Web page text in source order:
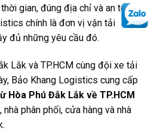
gian, đúng địa chỉ và an toàn
chính là đơn vị vận tải
đủ những yêu cầu đó.
Lắk và TP.HCM cùng đội xe tải
Bảo Khang Logistics cung cấp
Hòa Phú Đắk Lắk về TP.HCM
nhà phân phối, cửa hàng và nhà